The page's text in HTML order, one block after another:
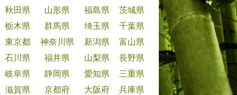
秋田県
山形県 福島県
茨城県
栃木県
群馬県 埼玉県
千葉県
東京都
神奈川県 新潟県
富山県
石川県
福井県 山梨県
長野県
岐阜県
静岡県 愛知県
三重県
滋賀県
京都府 大阪府
兵庫県